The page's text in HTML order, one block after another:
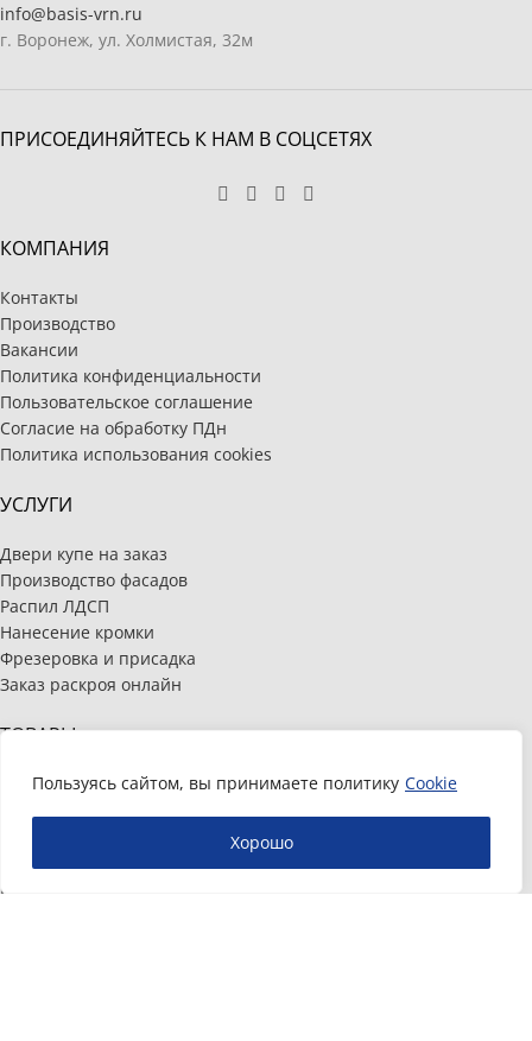
Пользуясь сайтом, вы принимаете политику Cookie
Хорошо
info@basis-vrn.ru
г. Воронеж, ул. Холмистая, 32м
ПРИСОЕДИНЯЙТЕСЬ К НАМ В СОЦСЕТЯХ
КОМПАНИЯ
Контакты
Производство
Вакансии
Политика конфиденциальности
Пользовательское соглашение
Согласие на обработку ПДн
Политика использования cookies
УСЛУГИ
Двери купе на заказ
Производство фасадов
Распил ЛДСП
Нанесение кромки
Фрезеровка и присадка
Заказ раскроя онлайн
ТОВАРЫ
ЛДСП
Мебельная фурнитура
Плиты и панели МДФ